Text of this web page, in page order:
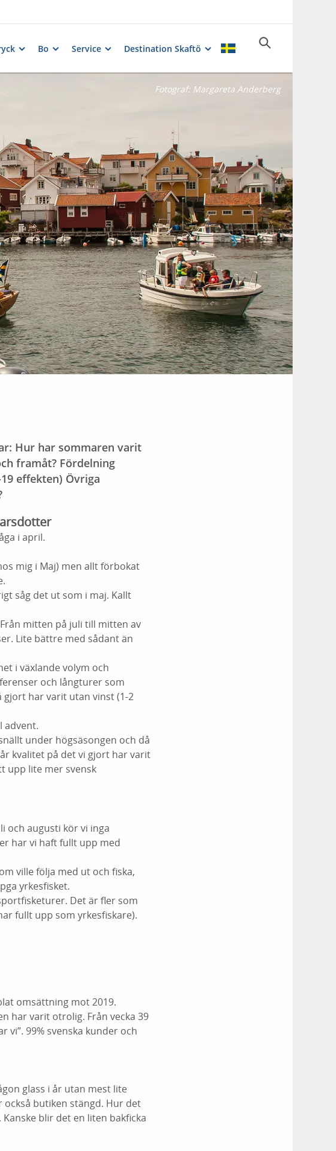
Bo Service Destination Skaftö
Fotograf: Margareta Anderberg
Hur har sommaren varit
framåt? Fördelning
effekten) Övriga
i april.
mig i Maj) men allt förbokat
såg det ut som i maj. Kallt
mitten på juli till mitten av
Lite bättre med sådant än
i växlande volym och
och långturer som
gjort har varit utan vinst (1-2
advent.
under högsäsongen och då
kvalitet på det vi gjort har varit
upp lite mer svensk
och augusti kör vi inga
har vi haft fullt upp med
ville följa med ut och fiska,
yrkesfisket.
Det är fler som
fullt upp som yrkesfiskare).
omsättning mot 2019.
har varit otrolig. Från vecka 39
vi”. 99% svenska kunder och
glass i år utan mest lite
butiken stängd. Hur det
blir det en liten bakficka